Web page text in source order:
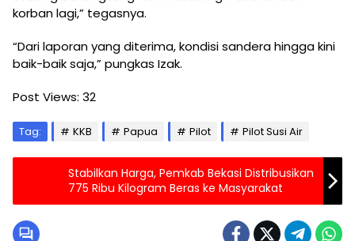
korban lagi,” tegasnya.
“Dari laporan yang diterima, kondisi sandera hingga kini
baik-baik saja,” pungkas Izak.
Post Views: 32
Tag: KKB Papua Pilot Pilot Susi Air
Stabilkan Harga, Pemkab Bekasi Distribusikan
775 Ribu Kilogram Beras ke Masyarakat